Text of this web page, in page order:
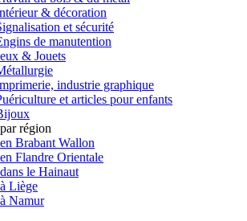
& décoration
et sécurité
de manutention
& Jouets
industrie graphique
et articles pour enfants
région
Brabant Wallon
Flandre Orientale
le Hainaut
Liège
Namur